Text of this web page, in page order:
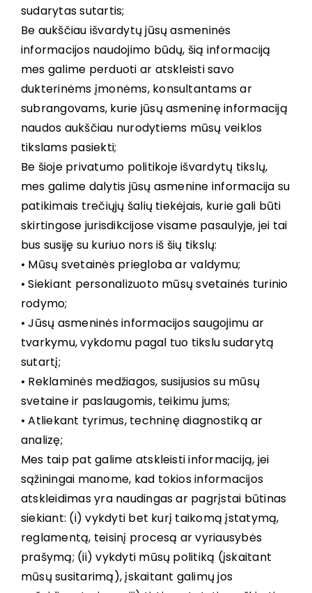
sudarytas sutartis;
Be aukščiau išvardytų jūsų asmeninės
informacijos naudojimo būdų, šią informaciją
mes galime perduoti ar atskleisti savo
dukterinėms įmonėms, konsultantams ar
subrangovams, kurie jūsų asmeninę informaciją
naudos aukščiau nurodytiems mūsų veiklos
tikslams pasiekti;
Be šioje privatumo politikoje išvardytų tikslų,
mes galime dalytis jūsų asmenine informacija su
patikimais trečiųjų šalių tiekėjais, kurie gali būti
skirtingose jurisdikcijose visame pasaulyje, jei tai
bus susiję su kuriuo nors iš šių tikslų:
• Mūsų svetainės priegloba ar valdymu;
• Siekiant personalizuoto mūsų svetainės turinio
rodymo;
• Jūsų asmeninės informacijos saugojimu ar
tvarkymu, vykdomu pagal tuo tikslu sudarytą
sutartį;
• Reklaminės medžiagos, susijusios su mūsų
svetaine ir paslaugomis, teikimu jums;
• Atliekant tyrimus, techninę diagnostiką ar
analizę;
Mes taip pat galime atskleisti informaciją, jei
sąžiningai manome, kad tokios informacijos
atskleidimas yra naudingas ar pagrįstai būtinas
siekiant: (i) vykdyti bet kurį taikomą įstatymą,
reglamentą, teisinį procesą ar vyriausybės
prašymą; (ii) vykdyti mūsų politiką (įskaitant
mūsų susitarimą), įskaitant galimų jos